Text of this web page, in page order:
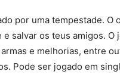
por uma tempestade. O
salvar os teus amigos. O
e melhorias, entre
Pode ser jogado em